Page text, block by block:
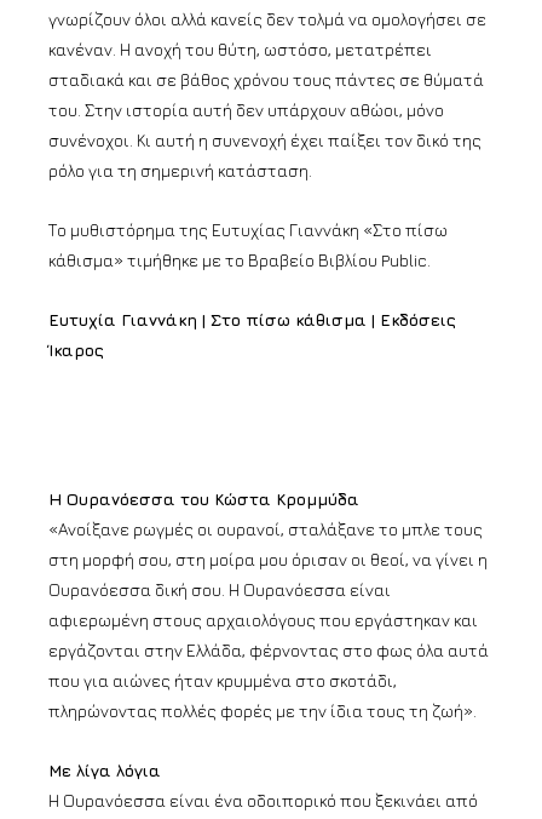
γνωρίζουν όλοι αλλά κανείς δεν τολμά να ομολογήσει σε
κανέναν. Η ανοχή του θύτη, ωστόσο, μετατρέπει
σταδιακά και σε βάθος χρόνου τους πάντες σε θύματά
του. Στην ιστορία αυτή δεν υπάρχουν αθώοι, μόνο
συνένοχοι. Κι αυτή η συνενοχή έχει παίξει τον δικό της
ρόλο για τη σημερινή κατάσταση.
Το μυθιστόρημα της Ευτυχίας Γιαννάκη «Στο πίσω
κάθισμα» τιμήθηκε με το Βραβείο Βιβλίου Public.
Ευτυχία Γιαννάκη | Στο πίσω κάθισμα | Εκδόσεις
Ίκαρος
Η Ουρανόεσσα του Κώστα Κρομμύδα
«Ανοίξανε ρωγμές οι ουρανοί, σταλάξανε το μπλε τους
στη μορφή σου, στη μοίρα μου όρισαν οι θεοί, να γίνει η
Ουρανόεσσα δική σου. Η Ουρανόεσσα είναι
αφιερωμένη στους αρχαιολόγους που εργάστηκαν και
εργάζονται στην Ελλάδα, φέρνοντας στο φως όλα αυτά
που για αιώνες ήταν κρυμμένα στο σκοτάδι,
πληρώνοντας πολλές φορές με την ίδια τους τη ζωή».
Με λίγα λόγια
Η Ουρανόεσσα είναι ένα οδοιπορικό που ξεκινάει από